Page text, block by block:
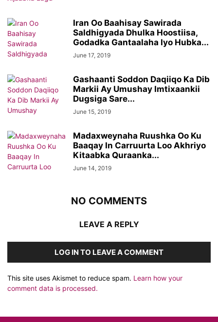
Iran Oo Baahisay Sawirada
Saldhigyada Dhulka Hoostiisa,
Godadka Gantaalaha Iyo Hubka...
June 17, 2019
Gashaanti Soddon Daqiiqo Ka Dib
Markii Ay Umushay Imtixaankii
Dugsiga Sare...
June 15, 2019
Madaxweynaha Ruushka Oo Ku
Baaqay In Carruurta Loo Akhriyo
Kitaabka Quraanka...
June 14, 2019
NO COMMENTS
LEAVE A REPLY
LOG IN TO LEAVE A COMMENT
This site uses Akismet to reduce spam. Learn how your
comment data is processed.